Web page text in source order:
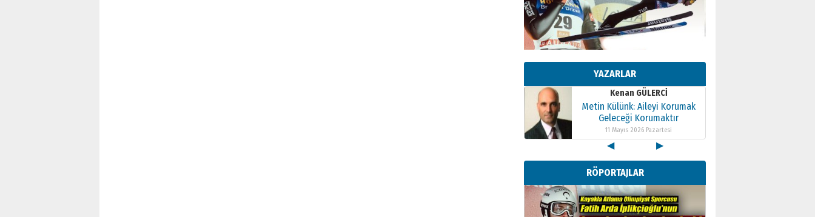
YAZARLAR
Kenan GÜLERCİ
Metin Külünk: Aileyi Korumak
Geleceği Korumaktır
11 Mayıs 2026 Pazartesi
Kenan GÜLERCİ
Metin Külünk: Aileyi Korumak
Geleceği Korumaktır
11 Mayıs 2026 Pazartesi
Kenan GÜLERCİ
Metin Külünk: Aileyi Korumak
Geleceği Korumaktır
11 Mayıs 2026 Pazartesi
◀ ▶
RÖPORTAJLAR